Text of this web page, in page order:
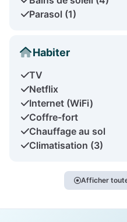
Parasol (1)
Habiter
TV
Netflix
Internet (WiFi)
Coffre-fort
Chauffage au sol
Climatisation (3)
Afficher